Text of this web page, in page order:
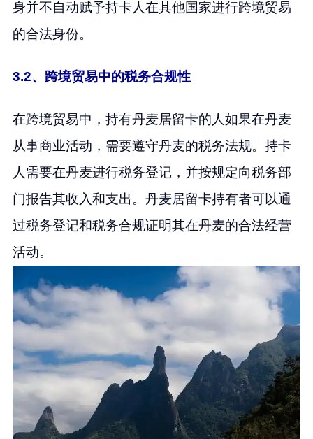
身并不自动赋予持卡人在其他国家进行跨境贸易
的合法身份。
3.2、跨境贸易中的税务合规性
在跨境贸易中，持有丹麦居留卡的人如果在丹麦
从事商业活动，需要遵守丹麦的税务法规。持卡
人需要在丹麦进行税务登记，并按规定向税务部
门报告其收入和支出。丹麦居留卡持有者可以通
过税务登记和税务合规证明其在丹麦的合法经营
活动。